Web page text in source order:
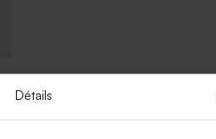
Détails